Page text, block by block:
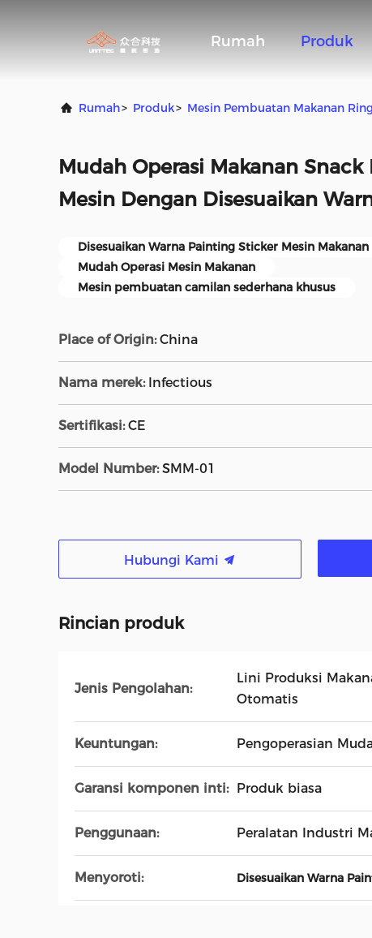
Rumah Produk
Rumah> Produk> Mesin Pembuatan Makanan
Mudah Operasi Makanan
Mesin Dengan Disesuaikan
Disesuaikan Warna Painting Sticker Mesin Makanan
Mudah Operasi Mesin Makanan
Mesin pembuatan camilan sederhana khusus
Place of Origin: China
Nama merek: Infectious
Sertifikasi: CE
Model Number: SMM-01
Hubungi Kami
Rincian produk
Jenis Pengolahan:
Lini Produksi
Otomatis
Keuntungan: Pengoperasian
Garansi komponen inti: Produk biasa
Penggunaan: Peralatan Industri
Menyoroti: Disesuaikan Warna